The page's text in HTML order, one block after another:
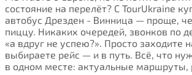
состояние на перелёт? С TourUkraine
автобус Дрезден - Винница — проще,
пиццу. Никаких очередей, звонков по
«а вдруг не успею?». Просто заходите
выбираете рейс — и в путь. Всё, что
в одном месте: актуальные маршруты,